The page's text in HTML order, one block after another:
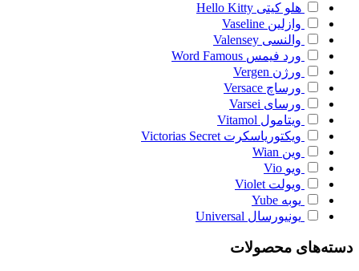
هلو کیتی Hello Kitty
وازلین Vaseline
والنسی Valensey
ورد فیمس Word Famous
ورژن Vergen
ورساچ Versace
ورسای Varsei
ویتامول Vitamol
ویکتوریاسکرت Victorias Secret
وین Wian
ویو Vio
ویولت Violet
یوبه Yube
یونیورسال Universal
دسته‌های محصولات